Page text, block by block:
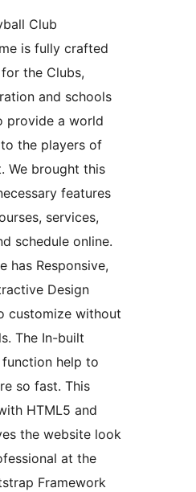
Club
is fully crafted
the Clubs,
and schools
provide a world
the players of
We brought this
features
services,
schedule online.
has Responsive,
Design
customize without
The In-built
help to
so fast. This
HTML5 and
the website look
at the
Framework